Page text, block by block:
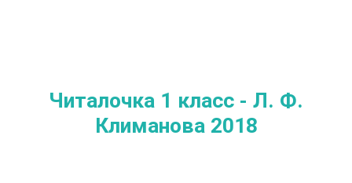
Читалочка 1 класс - Л. Ф.
Климанова 2018